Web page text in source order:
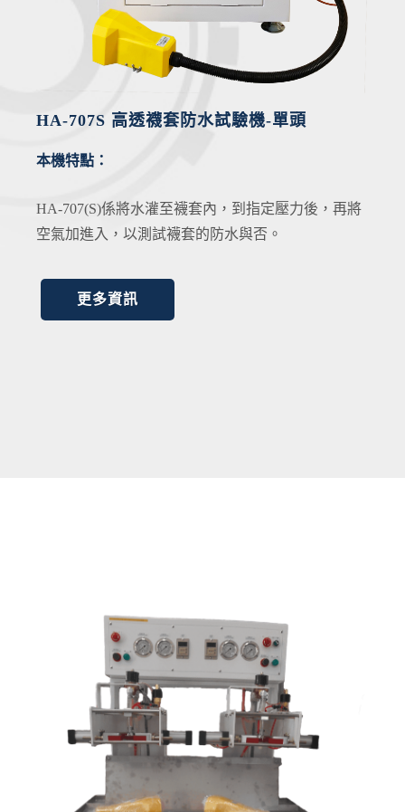
HA-707S 高透襪套防水試驗機-單頭
本機特點：
HA-707(S)係將水灌至襪套內，到指定壓力後，再將
空氣加進入，以測試襪套的防水與否。
更多資訊